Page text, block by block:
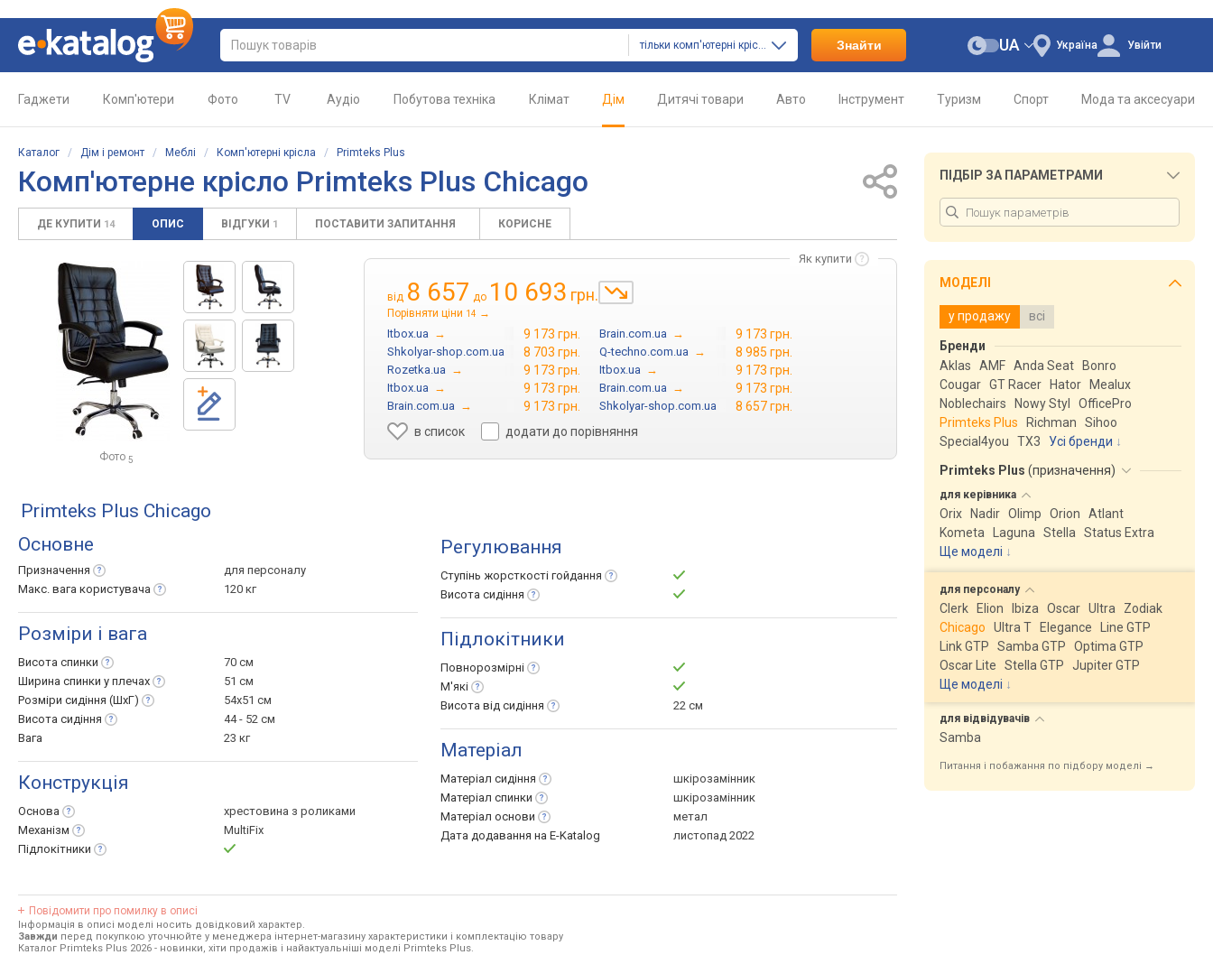
тільки комп'ютерні крісла Знайти Україна
UA Увійти
Гаджети Комп'ютери Фото TV Аудіо Побутова техніка Клімат Дім Дитячі товари Авто Інструмент Туризм Спорт Мода та аксесуари
Каталог / Дім і ремонт / Меблі / Комп'ютерні крісла / Primteks Plus
Комп'ютерне крісло Primteks Plus Chicago
ДЕ КУПИТИ 14 ОПИС ВІДГУКИ 1 ПОСТАВИТИ ЗАПИТАННЯ КОРИСНЕ
Фото 5
Як купити
від 8 657 до 10 693 грн.
Порівняти ціни 14 →
Itbox.ua → 9 173 грн. Brain.com.ua → 9 173 грн.
Shkolyar-shop.com.ua 8 703 грн. Q-techno.com.ua → 8 985 грн.
Rozetka.ua → 9 173 грн. Itbox.ua → 9 173 грн.
Itbox.ua → 9 173 грн. Brain.com.ua → 9 173 грн.
Brain.com.ua → 9 173 грн. Shkolyar-shop.com.ua
8 657 грн.
в список
додати до порівняння
Primteks Plus Chicago
Основне
Призначення
для персоналу
Макс. вага користувача 120 кг
Розміри і вага
Висота спинки
70 см
Ширина спинки у плечах
51 см
Розміри сидіння (ШхГ)
54x51 см
Висота сидіння
44 - 52 см
Вага
23 кг
Конструкція
Основа
хрестовина з роликами
Механізм
MultiFix
Підлокітники
Регулювання
Ступінь жорсткості гойдання
Висота сидіння
Підлокітники
Повнорозмірні
М'які
Висота від сидіння 22 см
Матеріал
Матеріал сидіння
шкірозамінник
Матеріал спинки
шкірозамінник
Матеріал основи
метал
Дата додавання на E-Katalog
листопад 2022
Повідомити про помилку в описі
Інформація в описі моделі носить довідковий характер.
Завжди перед покупкою уточнюйте у менеджера інтернет-магазину характеристики і комплектацію товару
Каталог Primteks Plus 2026 - новинки, хіти продажів і найактуальніші моделі Primteks Plus.
ПІДБІР ЗА ПАРАМЕТРАМИ
МОДЕЛІ
у продажу всі
Бренди
Aklas
AMF Anda Seat
Bonro
Cougar GT Racer Hator
Mealux
Noblechairs
Nowy Styl
OfficePro
Primteks Plus
Richman
Sihoo
Special4you
ТX3
Усі бренди
Primteks Plus (призначення)
для керівника
Orix Nadir Olimp Orion
Atlant
Kometa
Laguna Stella
Status Extra
Ще моделі ↓
для персоналу
Clerk Elion Ibiza Oscar Ultra
Zodiak
Chicago
Ultra T Elegance
Line GTP
Link GTP
Samba GTP
Optima GTP
Oscar Lite
Stella GTP
Jupiter GTP
Ще моделі ↓
для відвідувачів
Samba
Питання і побажання по підбору моделі →